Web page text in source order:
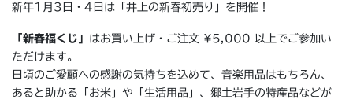
新年1月3日・4日は「井上の新春初売り」を開催！
「新春福くじ」 はお買い上げ・ご注文 ¥5,000 以上でご参加い
ただけます。
日頃のご愛顧への感謝の気持ちを込めて、音楽用品はもちろん、
あると助かる「お米」や「生活用品」、郷土岩手の特産品などが